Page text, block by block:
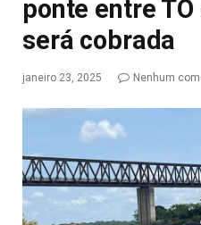
ponte entre
será cobrada
janeiro 23, 2025 Nenhum